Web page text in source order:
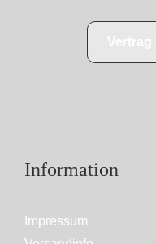
Information
Impressum